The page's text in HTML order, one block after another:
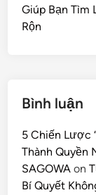
Giúp Bạn Tìm
Rộn
Bình luận
5 Chiến Lược
Thành Quyền
SAGOWA on
Bí Quyết